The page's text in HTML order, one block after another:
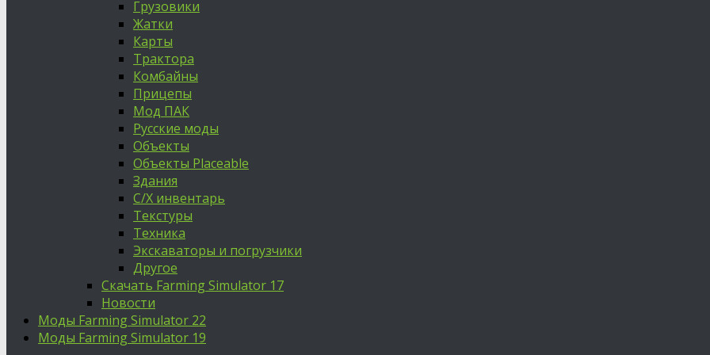
Грузовики
Жатки
Карты
Трактора
Комбайны
Прицепы
Мод ПАК
Русские моды
Объекты
Объекты Placeable
Здания
С/Х инвентарь
Текстуры
Техника
Экскаваторы и погрузчики
Другое
Скачать Farming Simulator 17
Новости
Моды Farming Simulator 22
Моды Farming Simulator 19